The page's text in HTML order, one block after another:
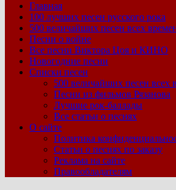
Главная
100 лучших песен русского рока
500 величайших песен всех
Песни о войне
Все песни Виктора Цоя и КИНО
Новогодние песни
Списки песен
500 величайших песен
Песни из фильмов Рязанова
Лучшие рок-баллады
Все статьи о песнях
О сайте
Политика
Статьи о песнях по заказу
Реклама на сайте
Правообладателям